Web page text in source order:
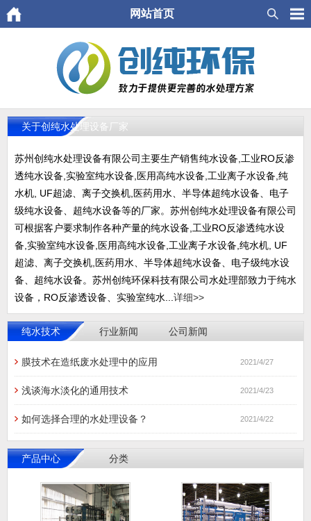
网站首页
关于创纯水处理设备厂家
苏州创纯水处理设备有限公司主要生产销售纯水设备,工业RO反渗
透纯水设备,实验室纯水设备,医用高纯水设备,工业离子水设备,纯
水机, UF超滤、离子交换机,医药用水、半导体超纯水设备、电子
级纯水设备、超纯水设备等的厂家。苏州创纯水处理设备有限公司
可根据客户要求制作各种产量的纯水设备,工业RO反渗透纯水设
备,实验室纯水设备,医用高纯水设备,工业离子水设备,纯水机, UF
超滤、离子交换机,医药用水、半导体超纯水设备、电子级纯水设
备、超纯水设备。苏州创纯环保科技有限公司水处理部致力于纯水
设备，RO反渗透设备、实验室纯水... 详细>>
纯水技术 行业新闻 公司新闻
膜技术在造纸废水处理中的应用 2021/4/27
浅谈海水淡化的通用技术 2021/4/23
如何选择合理的水处理设备？ 2021/4/22
产品中心 分类